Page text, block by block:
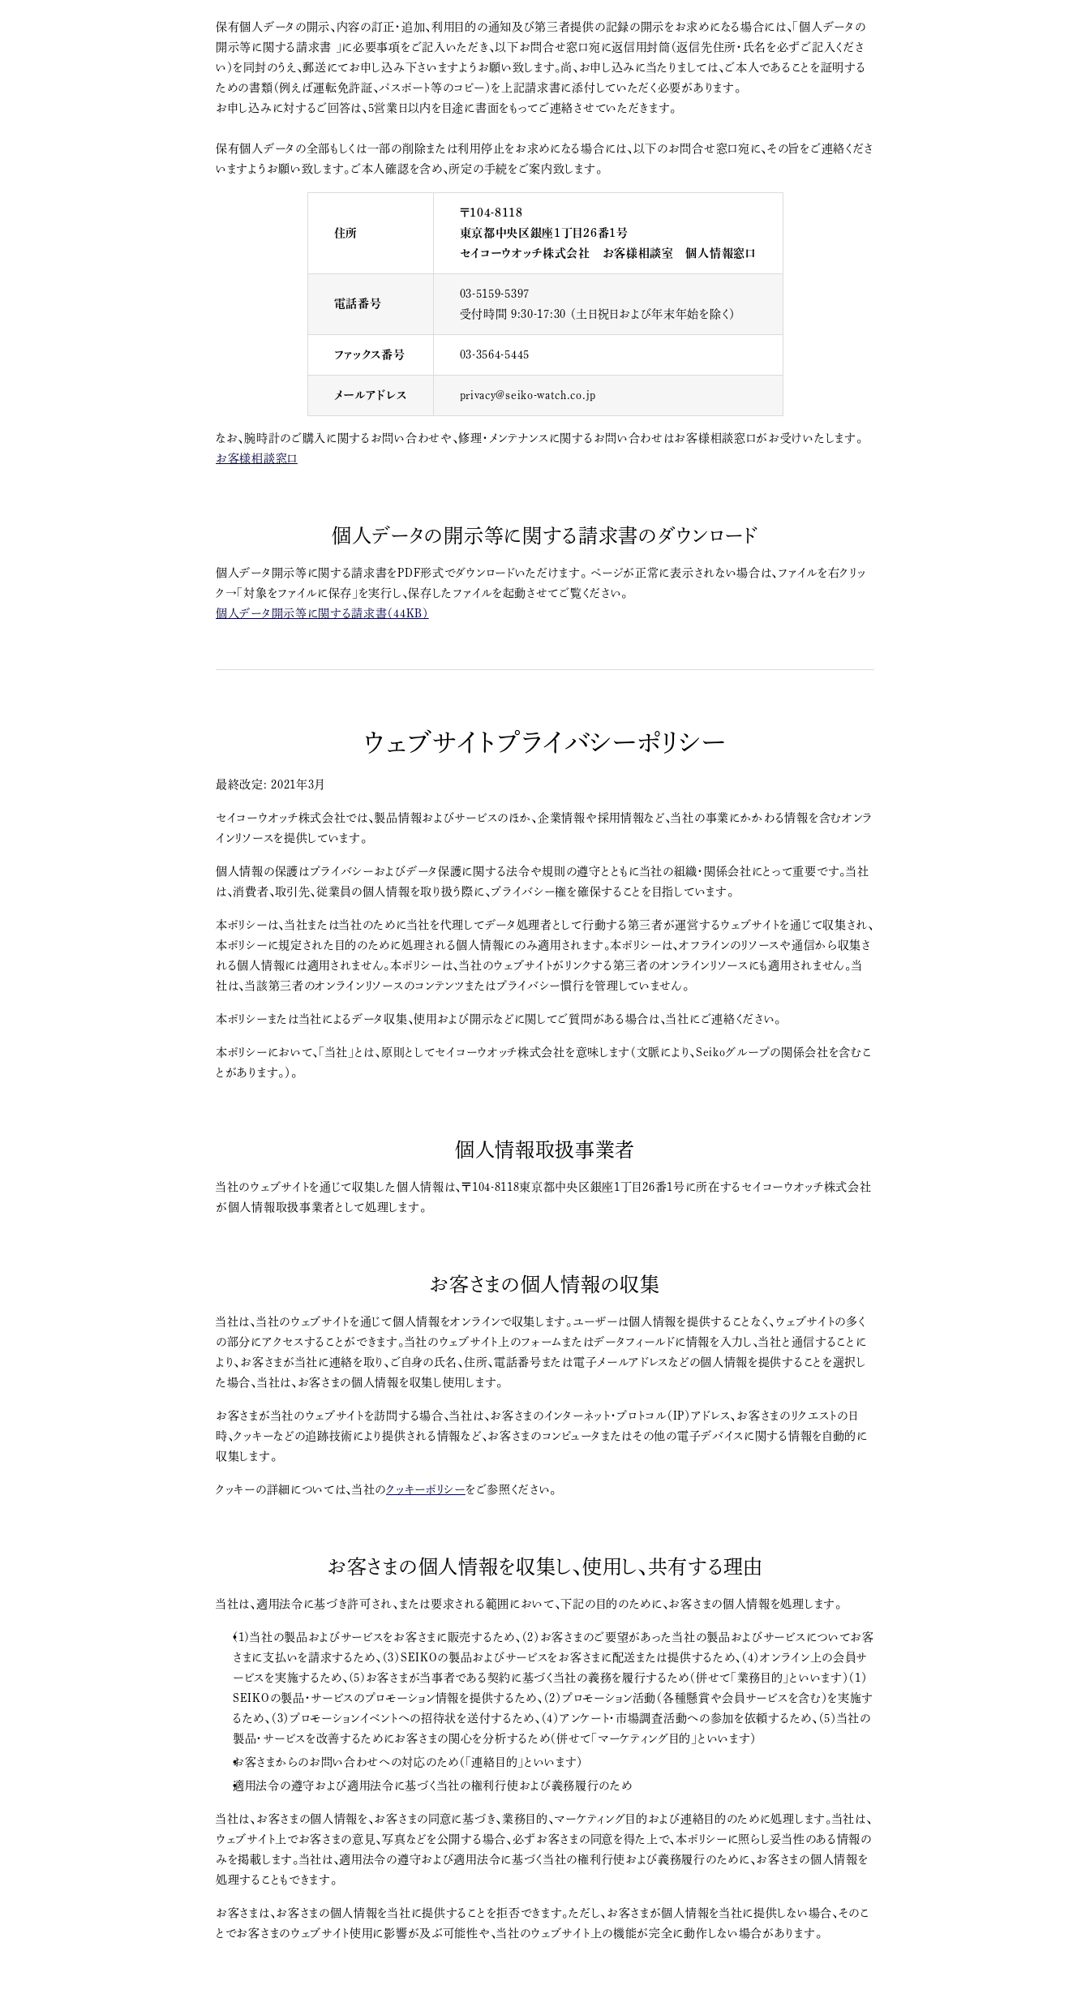
保有個人データの開示、内容の訂正・追加、利用目的の通知及び第三者提供の記録の開示をお求めになる場合には、「個人データの
開示等に関する請求書 」に必要事項をご記入いただき、以下お問合せ窓口宛に返信用封筒（返信先住所・氏名を必ずご記入くださ
い）を同封のうえ、郵送にてお申し込み下さいますようお願い致します。尚、お申し込みに当たりましては、ご本人であることを証明する
ための書類（例えば運転免許証、パスポート等のコピー）を上記請求書に添付していただく必要があります。
お申し込みに対するご回答は、5営業日以内を目途に書面をもってご連絡させていただきます。
保有個人データの全部もしくは一部の削除または利用停止をお求めになる場合には、以下のお問合せ窓口宛に、その旨をご連絡くださ
いますようお願い致します。ご本人確認を含め、所定の手続をご案内致します。
住所
〒104-8118
東京都中央区銀座1丁目26番1号
セイコーウオッチ株式会社 お客様相談室 個人情報窓口
電話番号
03-5159-5397
受付時間 9:30-17:30 （土日祝日および年末年始を除く）
ファックス番号 03-3564-5445
メールアドレス privacy@seiko-watch.co.jp
なお、腕時計のご購入に関するお問い合わせや、修理・メンテナンスに関するお問い合わせはお客様相談窓口がお受けいたします。
お客様相談窓口
個人データの開示等に関する請求書のダウンロード
個人データ開示等に関する請求書をPDF形式でダウンロードいただけます。 ページが正常に表示されない場合は、ファイルを右クリッ
ク→「対象をファイルに保存」を実行し、保存したファイルを起動させてご覧ください。
個人データ開示等に関する請求書（44KB）
ウェブサイトプライバシーポリシー
最終改定: 2021年3月
セイコーウオッチ株式会社では、製品情報およびサービスのほか、企業情報や採用情報など、当社の事業にかかわる情報を含むオンラ
インリソースを提供しています。
個人情報の保護はプライバシーおよびデータ保護に関する法令や規則の遵守とともに当社の組織・関係会社にとって重要です。当社
は、消費者、取引先、従業員の個人情報を取り扱う際に、プライバシー権を確保することを目指しています。
本ポリシーは、当社または当社のために当社を代理してデータ処理者として行動する第三者が運営するウェブサイトを通じて収集され、
本ポリシーに規定された目的のために処理される個人情報にのみ適用されます。本ポリシーは、オフラインのリソースや通信から収集さ
れる個人情報には適用されません。本ポリシーは、当社のウェブサイトがリンクする第三者のオンラインリソースにも適用されません。当
社は、当該第三者のオンラインリソースのコンテンツまたはプライバシー慣行を管理していません。
本ポリシーまたは当社によるデータ収集、使用および開示などに関してご質問がある場合は、当社にご連絡ください。
本ポリシーにおいて、「当社」とは、原則としてセイコーウオッチ株式会社を意味します（文脈により、Seikoグループの関係会社を含むこ
とがあります。）。
個人情報取扱事業者
当社のウェブサイトを通じて収集した個人情報は、〒104-8118東京都中央区銀座1丁目26番1号に所在するセイコーウオッチ株式会社
が個人情報取扱事業者として処理します。
お客さまの個人情報の収集
当社は、当社のウェブサイトを通じて個人情報をオンラインで収集します。ユーザーは個人情報を提供することなく、ウェブサイトの多く
の部分にアクセスすることができます。当社のウェブサイト上のフォームまたはデータフィールドに情報を入力し、当社と通信することに
より、お客さまが当社に連絡を取り、ご自身の氏名、住所、電話番号または電子メールアドレスなどの個人情報を提供することを選択し
た場合、当社は、お客さまの個人情報を収集し使用します。
お客さまが当社のウェブサイトを訪問する場合、当社は、お客さまのインターネット・プロトコル（IP）アドレス、お客さまのリクエストの日
時、クッキーなどの追跡技術により提供される情報など、お客さまのコンピュータまたはその他の電子デバイスに関する情報を自動的に
収集します。
クッキーの詳細については、当社のクッキーポリシーをご参照ください。
お客さまの個人情報を収集し、使用し、共有する理由
当社は、適用法令に基づき許可され、または要求される範囲において、下記の目的のために、お客さまの個人情報を処理します。
(1)当社の製品およびサービスをお客さまに販売するため、（2）お客さまのご要望があった当社の製品およびサービスについてお客
さまに支払いを請求するため、（3）SEIKOの製品およびサービスをお客さまに配送または提供するため、（4）オンライン上の会員サ
ービスを実施するため、(5)お客さまが当事者である契約に基づく当社の義務を履行するため（併せて「業務目的」といいます）（1）
SEIKOの製品・サービスのプロモーション情報を提供するため、（2）プロモーション活動（各種懸賞や会員サービスを含む）を実施す
るため、（3）プロモーションイベントへの招待状を送付するため、（4）アンケート・市場調査活動への参加を依頼するため、（5）当社の
製品・サービスを改善するためにお客さまの関心を分析するため（併せて「マーケティング目的」といいます）
お客さまからのお問い合わせへの対応のため（「連絡目的」といいます）
適用法令の遵守および適用法令に基づく当社の権利行使および義務履行のため
当社は、お客さまの個人情報を、お客さまの同意に基づき、業務目的、マーケティング目的および連絡目的のために処理します。当社は、
ウェブサイト上でお客さまの意見、写真などを公開する場合、必ずお客さまの同意を得た上で、本ポリシーに照らし妥当性のある情報の
みを掲載します。当社は、適用法令の遵守および適用法令に基づく当社の権利行使および義務履行のために、お客さまの個人情報を
処理することもできます。
お客さまは、お客さまの個人情報を当社に提供することを拒否できます。ただし、お客さまが個人情報を当社に提供しない場合、そのこ
とでお客さまのウェブサイト使用に影響が及ぶ可能性や、当社のウェブサイト上の機能が完全に動作しない場合があります。